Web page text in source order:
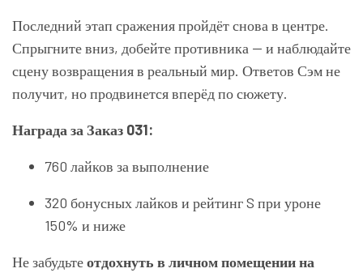
Последний этап сражения пройдёт снова в центре.
Спрыгните вниз, добейте противника — и наблюдайте
сцену возвращения в реальный мир. Ответов Сэм не
получит, но продвинется вперёд по сюжету.
Награда за Заказ 031:
760 лайков за выполнение
320 бонусных лайков и рейтинг S при уроне
150% и ниже
Не забудьтеотдохнуть в личном помещении на